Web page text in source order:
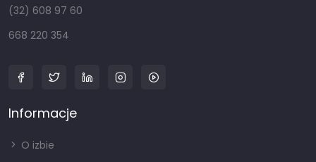
(32) 608 97 60
668 220 354
Informacje
O izbie